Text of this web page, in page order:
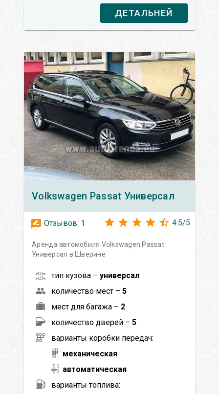
ДЕТАЛЬНЕЙ
Volkswagen Passat Универсал
Отзывов: 1 4.5/5
Аренда автомобиля Volkswagen Passat
Универсал в Шверине
тип кузова – универсал
количество мест – 5
мест для багажа – 2
количество дверей – 5
варианты коробки передач:
механическая
автоматическая
варианты топлива: